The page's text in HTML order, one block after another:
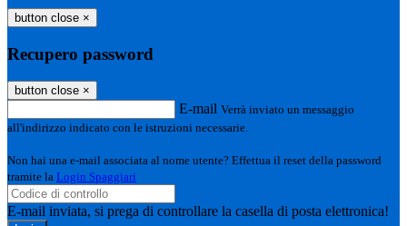
button close ×
Recupero password
button close ×
E-mail Verrà inviato un messaggio
all'indirizzo indicato con le istruzioni necessarie.
Non hai una e-mail associata al nome utente? Effettua il reset della password
tramite la Login Spaggiari
E-mail inviata, si prega di controllare la casella di posta elettronica!